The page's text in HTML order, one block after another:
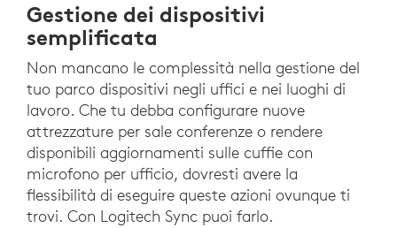
Gestione dei dispositivi
semplificata
Non mancano le complessità nella gestione del
tuo parco dispositivi negli uffici e nei luoghi di
lavoro. Che tu debba configurare nuove
attrezzature per sale conferenze o rendere
disponibili aggiornamenti sulle cuffie con
microfono per ufficio, dovresti avere la
flessibilità di eseguire queste azioni ovunque ti
trovi. Con Logitech Sync puoi farlo.